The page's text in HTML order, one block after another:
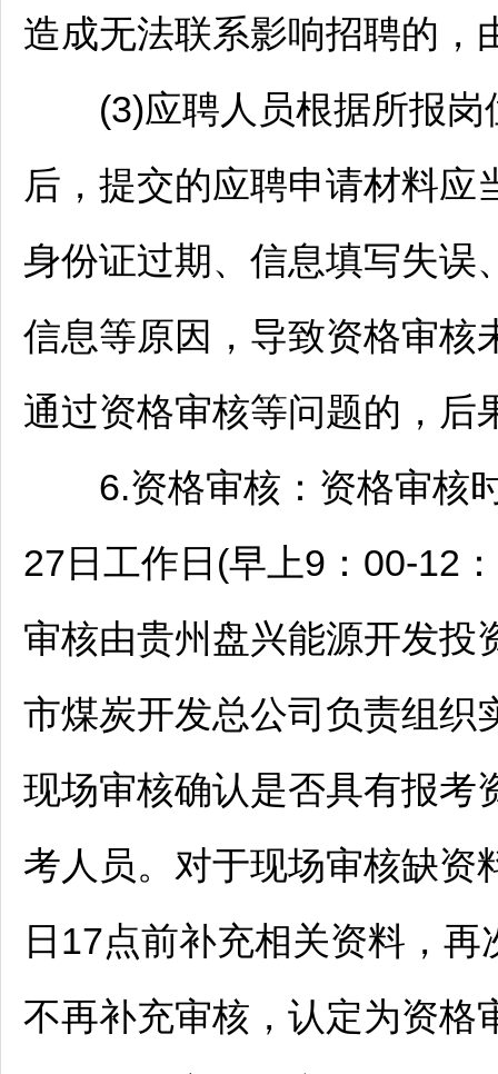
造成无法联系影响招聘的，
(3)应聘人员根据所报岗
后，提交的应聘申请材料应
身份证过期、信息填写失误
信息等原因，导致资格审核
通过资格审核等问题的，后
6.资格审核：资格审核时
27日工作日(早上9：00-12
审核由贵州盘兴能源开发投
市煤炭开发总公司负责组织
现场审核确认是否具有报考
考人员。对于现场审核缺资
日17点前补充相关资料，
不再补充审核，认定为资格